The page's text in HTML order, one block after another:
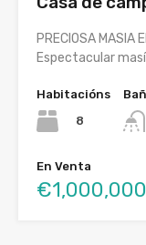
PRECIOSA MASIA
Espectacular
Habitacións
8
En Venta
€1,000,000